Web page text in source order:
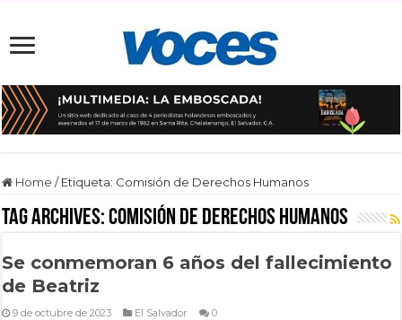
Home / Etiqueta: Comisión de Derechos Humanos
Tag Archives:Comisión de Derechos Humanos
Se conmemoran 6 años del fallecimiento
de Beatriz
9 de octubre de 2023 El Salvador 0